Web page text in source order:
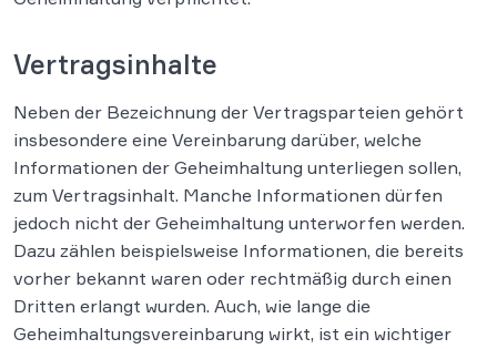
Vertragsinhalte
Neben der Bezeichnung der Vertragsparteien gehört
insbesondere eine Vereinbarung darüber, welche
Informationen der Geheimhaltung unterliegen sollen,
zum Vertragsinhalt. Manche Informationen dürfen
jedoch nicht der Geheimhaltung unterworfen werden.
Dazu zählen beispielsweise Informationen, die bereits
vorher bekannt waren oder rechtmäßig durch einen
Dritten erlangt wurden. Auch, wie lange die
Geheimhaltungsvereinbarung wirkt, ist ein wichtiger